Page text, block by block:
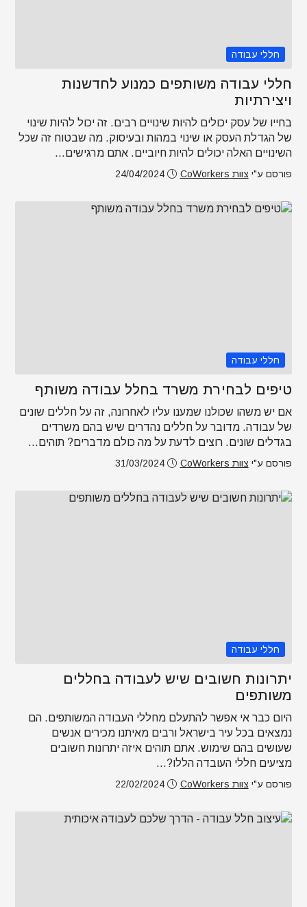
חללי עבודה
חללי עבודה משותפים כמנוע לחדשנות
ויצירתיות
בחייו של עסק יכולים להיות שינויים רבים. זה יכול להיות שינוי
של הגדלת העסק או שינוי במהות ובעיסוק. מה שבטוח זה שכל
השינויים האלה יכולים להיות חיוביים. אתם מרגישים...
פורסם ע"י צוות CoWorkers 24/04/2024
חללי עבודה
טיפים לבחירת משרד בחלל עבודה משותף
אם יש משהו שכולנו שמענו עליו לאחרונה, זה על חללים שונים
של עבודה. מדובר על חללים נהדרים שיש בהם משרדים
בגדלים שונים. רוצים לדעת על מה כולם מדברים? תוהים...
פורסם ע"י צוות CoWorkers 31/03/2024
חללי עבודה
יתרונות חשובים שיש לעבודה בחללים
משותפים
היום כבר אי אפשר להתעלם מחללי העבודה המשותפים. הם
נמצאים בכל עיר בישראל ורבים מאיתנו מכירים אנשים
שעושים בהם שימוש. אתם תוהים איזה יתרונות חשובים
מציעים חללי העובדה הללו?...
פורסם ע"י צוות CoWorkers 22/02/2024